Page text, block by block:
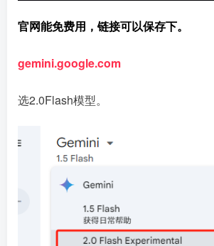
官网能免费用，链接可以保存下。
gemini.google.com
选2.0Flash模型。